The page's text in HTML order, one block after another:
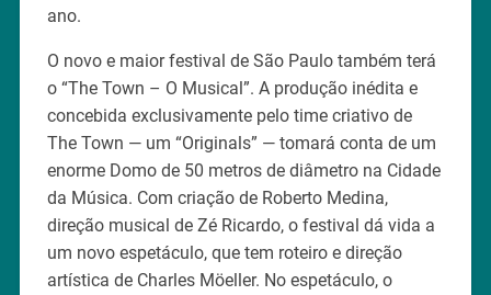
ano.
O novo e maior festival de São Paulo também terá
o “The Town – O Musical”. A produção inédita e
concebida exclusivamente pelo time criativo de
The Town — um “Originals” — tomará conta de um
enorme Domo de 50 metros de diâmetro na Cidade
da Música. Com criação de Roberto Medina,
direção musical de Zé Ricardo, o festival dá vida a
um novo espetáculo, que tem roteiro e direção
artística de Charles Möeller. No espetáculo, o